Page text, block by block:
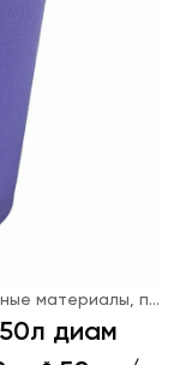
Упаковочные материалы, посуда одноразовая
диам